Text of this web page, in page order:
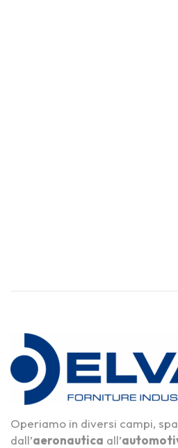
Operiamo in diversi campi,
dall’aeronautica all’